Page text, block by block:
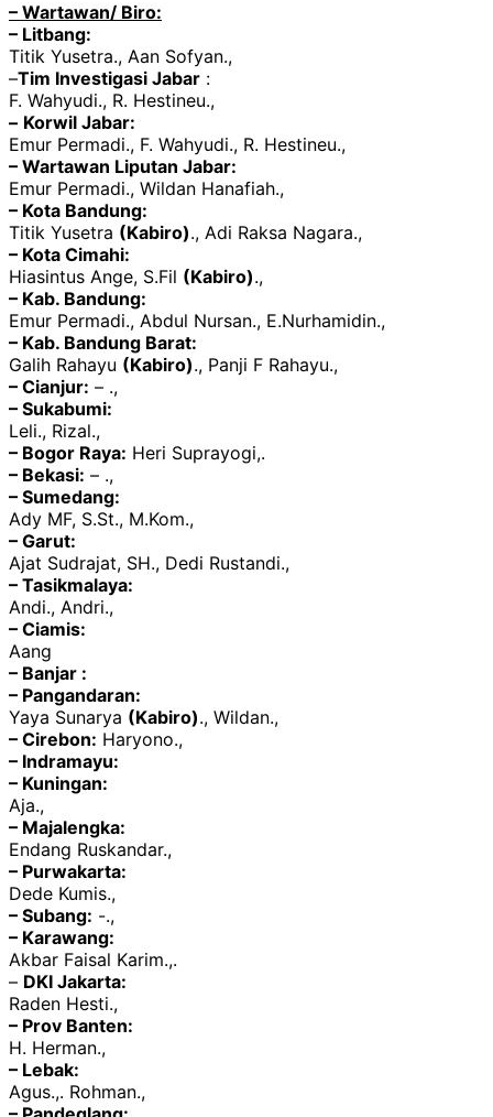
– Wartawan/ Biro:
– Litbang:
Titik Yusetra., Aan Sofyan.,
–Tim Investigasi Jabar :
F. Wahyudi., R. Hestineu.,
– Korwil Jabar:
Emur Permadi., F. Wahyudi., R. Hestineu.,
– Wartawan Liputan Jabar:
Emur Permadi., Wildan Hanafiah.,
– Kota Bandung:
Titik Yusetra (Kabiro)., Adi Raksa Nagara.,
– Kota Cimahi:
Hiasintus Ange, S.Fil (Kabiro).,
– Kab. Bandung:
Emur Permadi., Abdul Nursan., E.Nurhamidin.,
– Kab. Bandung Barat:
Galih Rahayu (Kabiro)., Panji F Rahayu.,
– Cianjur: – .,
– Sukabumi:
Leli., Rizal.,
– Bogor Raya: Heri Suprayogi,.
– Bekasi: – .,
– Sumedang:
Ady MF, S.St., M.Kom.,
– Garut:
Ajat Sudrajat, SH., Dedi Rustandi.,
– Tasikmalaya:
Andi., Andri.,
– Ciamis:
Aang
– Banjar :
– Pangandaran:
Yaya Sunarya (Kabiro)., Wildan.,
– Cirebon: Haryono.,
– Indramayu:
– Kuningan:
Aja.,
– Majalengka:
Endang Ruskandar.,
– Purwakarta:
Dede Kumis.,
– Subang: -.,
– Karawang:
Akbar Faisal Karim.,.
– DKI Jakarta:
Raden Hesti.,
– Prov Banten:
H. Herman.,
– Lebak:
Agus.,. Rohman.,